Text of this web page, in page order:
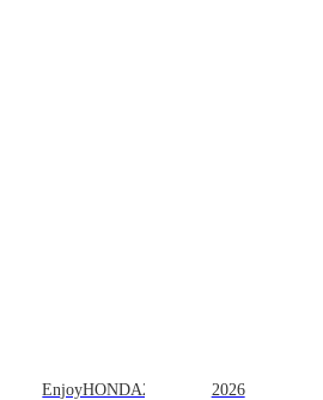
EnjoyHONDA2026IN
2026